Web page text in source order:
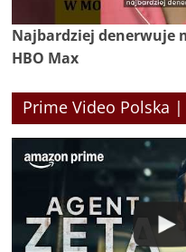
Najbardziej denerwuje
HBO Max
Prime Video Polska